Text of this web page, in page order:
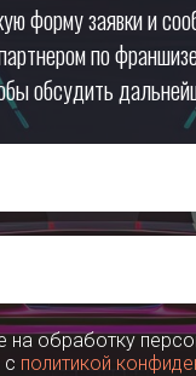
форму заявки и
по
обсудить
на обработку
с политикой